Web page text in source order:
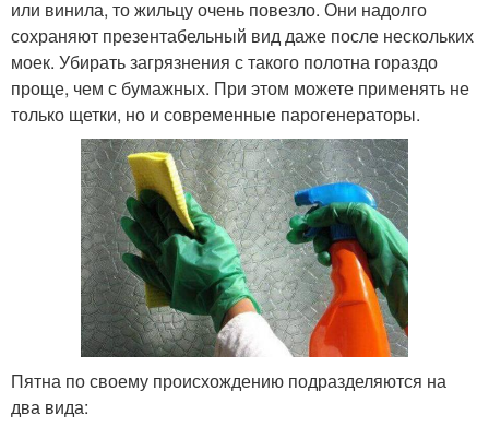
или винила, то жильцу очень повезло. Они надолго
сохраняют презентабельный вид даже после нескольких
моек. Убирать загрязнения с такого полотна гораздо
проще, чем с бумажных. При этом можете применять не
только щетки, но и современные парогенераторы.
Пятна по своему происхождению подразделяются на
два вида: